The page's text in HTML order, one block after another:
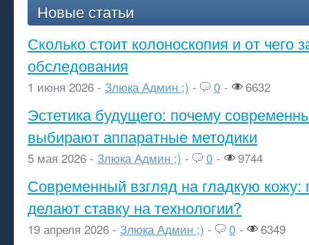
Новые статьи
Сколько стоит колоноскопия и от чего
обследования
1 июня 2026 - Злюка Админ ;) - 0 - 6632
Эстетика будущего: почему
выбирают аппаратные методики
5 мая 2026 - Злюка Админ ;) - 0 - 9744
Современный взгляд на гладкую кожу:
делают ставку на технологии?
19 апреля 2026 - Злюка Админ ;) - 0 - 6349